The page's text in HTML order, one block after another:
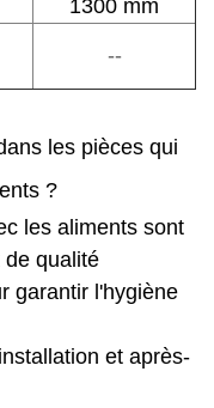
1300 mm
--
les pièces qui
?
les aliments sont
de qualité
garantir l'hygiène
et après-